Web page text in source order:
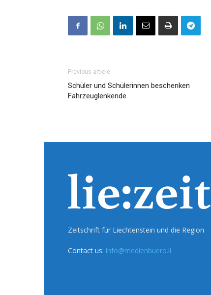
Previous article
Schüler und Schülerinnen beschenken
Fahrzeuglenkende
Zeitschrift für Liechtenstein und die Region
Contact us: info@medienbuero.li